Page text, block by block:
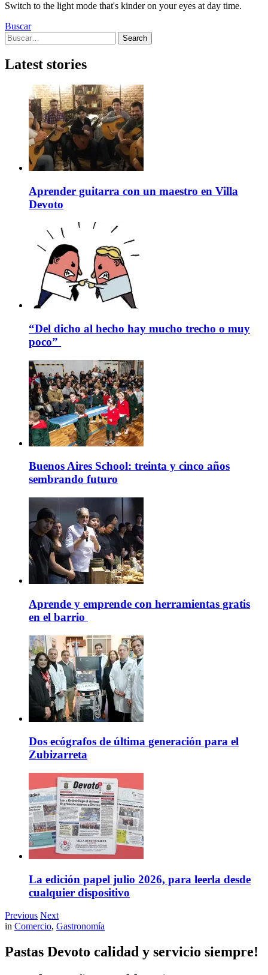
Switch to the light mode that's kinder on your eyes at day time.
Buscar
Search
for:
Search
Latest stories
Aprender guitarra con un maestro en Villa
Devoto
“Del dicho al hecho hay mucho trecho o muy
poco”
Buenos Aires School: treinta y cinco años
sembrando futuro
Aprende y emprende con herramientas gratis
en el barrio
Dos ecógrafos de última generación para el
Zubizarreta
La edición papel julio 2026, para leerla desde
cualquier dispositivo
Previous Next
in Comercio, Gastronomía
Pastas Devoto calidad y servicio siempre!